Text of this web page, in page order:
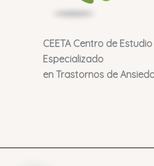
CEETA Centro de Estudio
Especializado
en Trastornos de